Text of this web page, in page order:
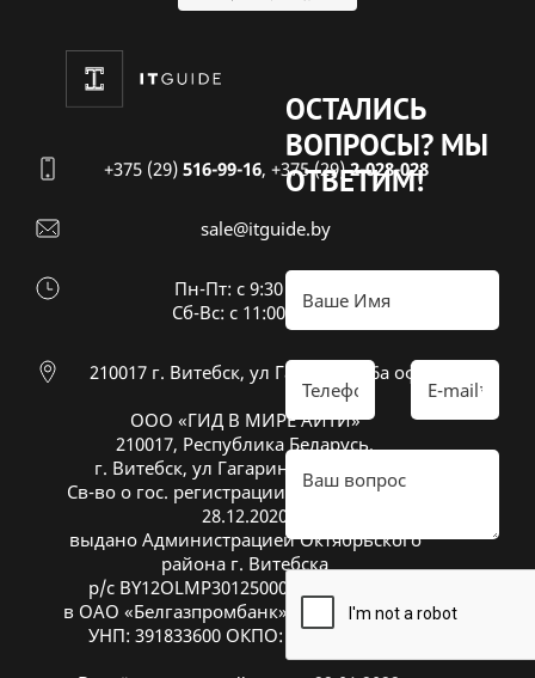
+375 (29) 516-99-16, +375 (29)2-028-028
sale@itguide.by
Пн-Пт: с 9:30 до 18:30
Cб-Вс: с 11:00 до 16:00
210017 г. Витебск, ул Гагарина 26а оф 20
ООО «ГИД В МИРЕ АЙТИ»
210017, Республика Беларусь,
г. Витебск, ул Гагарина 26А, оф. 20
Св-во о гос. регистрации № 391833600 от
28.12.2020
выдано Администрацией Октябрьского
района г. Витебска
р/с BY12OLMP30125000269700000933
в ОАО «Белгазпромбанк», код OLMPBY2X
УНП: 391833600 ОКПО: 504669272000
ОСТАЛИСЬ
ВОПРОСЫ? МЫ
ОТВЕТИМ!